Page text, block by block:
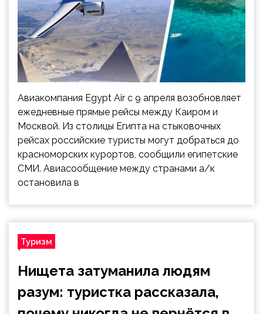
Авиакомпания Egypt Air с 9 апреля возобновляет
ежедневные прямые рейсы между Каиром и
Москвой. Из столицы Египта на стыковочных
рейсах российские туристы могут добраться до
красноморских курортов, сообщили египетские
СМИ. Авиасообщение между странами а/к
остановила в
Туризм
Нищета затуманила людям
разум: туристка рассказала,